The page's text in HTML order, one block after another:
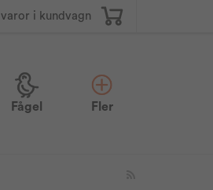
varor i kundvagn
Fågel Fler